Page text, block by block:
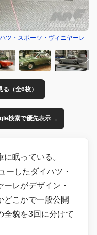
ツ・スポーツ・ヴィニヤーレ
（全6枚）
検索で優先表示→
眠っている。
ーしたダイハツ・
レがデザイン・
どこかで一般公開
全貌を3回に分けて